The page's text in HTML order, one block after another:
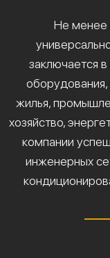
Не менее
заключается
жилья,
хозяйство,
компании
инженерных